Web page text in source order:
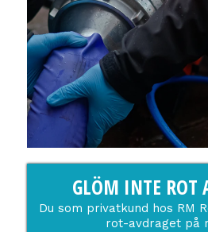
GLÖM INTE ROT
Du som privatkund hos RM
rot-avdraget på